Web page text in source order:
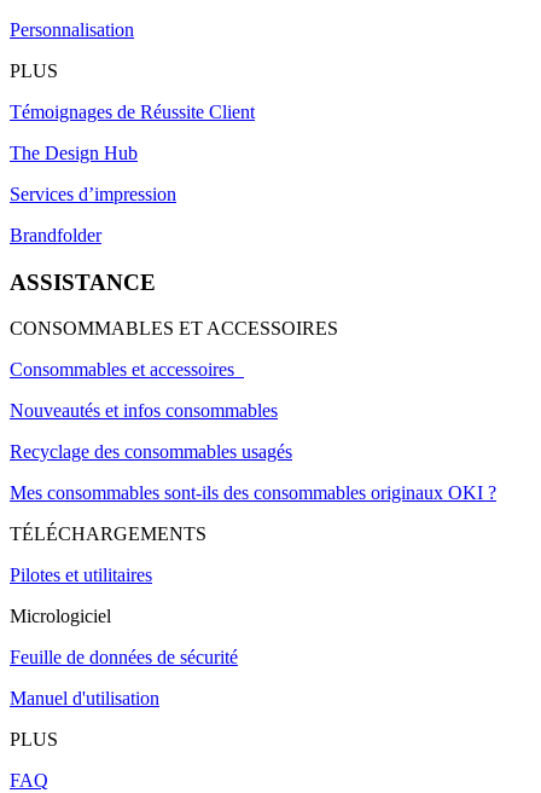
Personnalisation
PLUS
Témoignages de Réussite Client
The Design Hub
Services d’impression
Brandfolder
ASSISTANCE
CONSOMMABLES ET ACCESSOIRES
Consommables et accessoires
Nouveautés et infos consommables
Recyclage des consommables usagés
Mes consommables sont-ils des consommables originaux OKI ?
TÉLÉCHARGEMENTS
Pilotes et utilitaires
Micrologiciel
Feuille de données de sécurité
Manuel d'utilisation
PLUS
FAQ